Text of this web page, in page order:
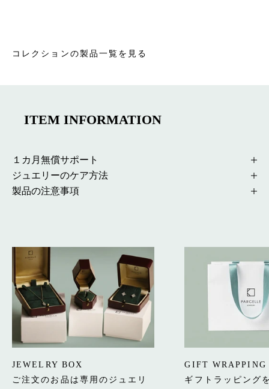
コレクションの製品一覧を見る
ITEM INFORMATION
１カ月無償サポート
ジュエリーのケア方法
製品の注意事項
JEWELRY BOX
ご注文のお品は専用のジュエリ
GIFT WRAPPING
ギフトラッピング